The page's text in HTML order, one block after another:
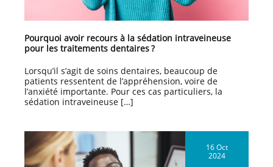
Pourquoi avoir recours à la sédation intraveineuse
pour les traitements dentaires ?
Lorsqu’il s’agit de soins dentaires, beaucoup de
patients ressentent de l’appréhension, voire de
l’anxiété importante. Pour ces cas particuliers, la
sédation intraveineuse […]
16 Oct
2024